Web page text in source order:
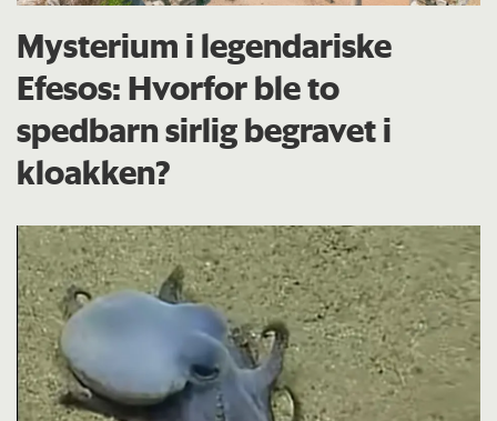
Mysterium i legendariske
Efesos: Hvorfor ble to
spedbarn sirlig begravet i
kloakken?